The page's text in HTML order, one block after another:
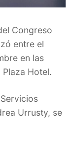
Congreso
entre el
en las
Hotel.
Urrusty, se